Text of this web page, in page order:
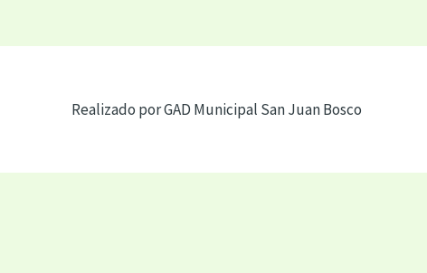
Realizado por GAD Municipal San Juan Bosco